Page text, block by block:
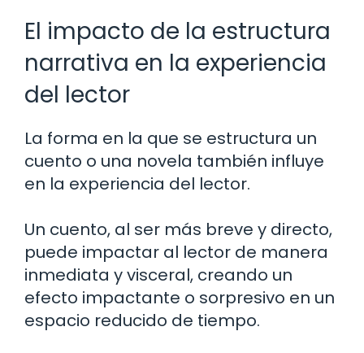
El impacto de la estructura
narrativa en la experiencia
del lector
La forma en la que se estructura un
cuento o una novela también influye
en la experiencia del lector.
Un cuento, al ser más breve y directo,
puede impactar al lector de manera
inmediata y visceral, creando un
efecto impactante o sorpresivo en un
espacio reducido de tiempo.